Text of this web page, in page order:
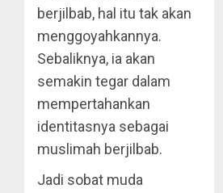
berjilbab, hal itu tak akan
menggoyahkannya.
Sebaliknya, ia akan
semakin tegar dalam
mempertahankan
identitasnya sebagai
muslimah berjilbab.
Jadi sobat muda